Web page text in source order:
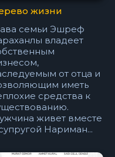
жизни
семьи Эшреф
владеет
от отца и
иметь
средства к
живет вместе
Нариман...